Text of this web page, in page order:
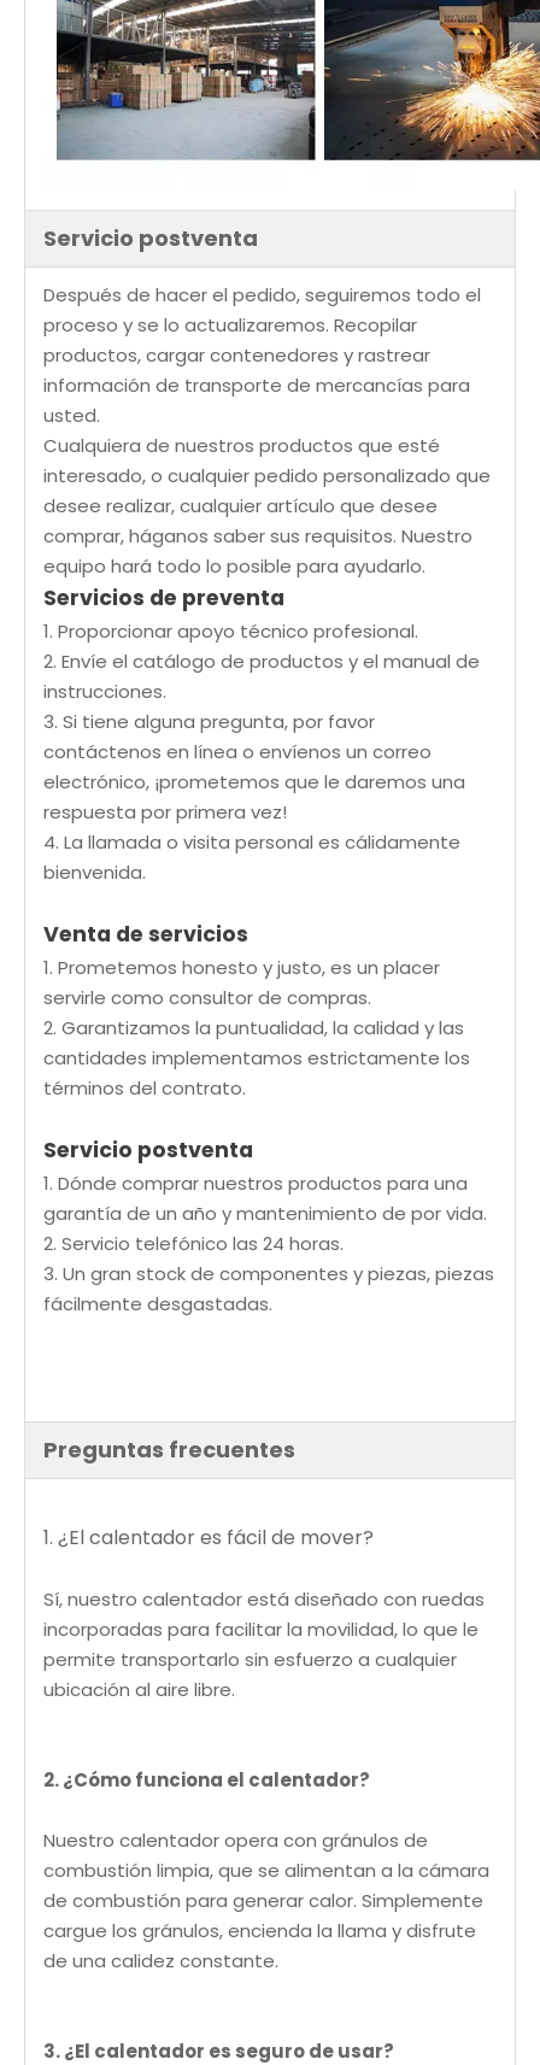
Servicio postventa
Después de hacer el pedido, seguiremos todo el
proceso y se lo actualizaremos. Recopilar
productos, cargar contenedores y rastrear
información de transporte de mercancías para
usted.
Cualquiera de nuestros productos que esté
interesado, o cualquier pedido personalizado que
desee realizar, cualquier artículo que desee
comprar, háganos saber sus requisitos. Nuestro
equipo hará todo lo posible para ayudarlo.
Servicios de preventa
1. Proporcionar apoyo técnico profesional.
2. Envíe el catálogo de productos y el manual de
instrucciones.
3. Si tiene alguna pregunta, por favor
contáctenos en línea o envíenos un correo
electrónico, ¡prometemos que le daremos una
respuesta por primera vez!
4. La llamada o visita personal es cálidamente
bienvenida.
Venta de servicios
1. Prometemos honesto y justo, es un placer
servirle como consultor de compras.
2. Garantizamos la puntualidad, la calidad y las
cantidades implementamos estrictamente los
términos del contrato.
Servicio postventa
1. Dónde comprar nuestros productos para una
garantía de un año y mantenimiento de por vida.
2. Servicio telefónico las 24 horas.
3. Un gran stock de componentes y piezas, piezas
fácilmente desgastadas.
Preguntas frecuentes
1. ¿El calentador es fácil de mover?
Sí, nuestro calentador está diseñado con ruedas
incorporadas para facilitar la movilidad, lo que le
permite transportarlo sin esfuerzo a cualquier
ubicación al aire libre.
2. ¿Cómo funciona el calentador?
Nuestro calentador opera con gránulos de
combustión limpia, que se alimentan a la cámara
de combustión para generar calor. Simplemente
cargue los gránulos, encienda la llama y disfrute
de una calidez constante.
3. ¿El calentador es seguro de usar?